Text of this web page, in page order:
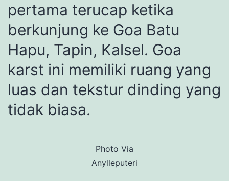
pertama terucap ketika
berkunjung ke Goa Batu
Hapu, Tapin, Kalsel. Goa
karst ini memiliki ruang yang
luas dan tekstur dinding yang
tidak biasa.
Photo Via
Anylleputeri